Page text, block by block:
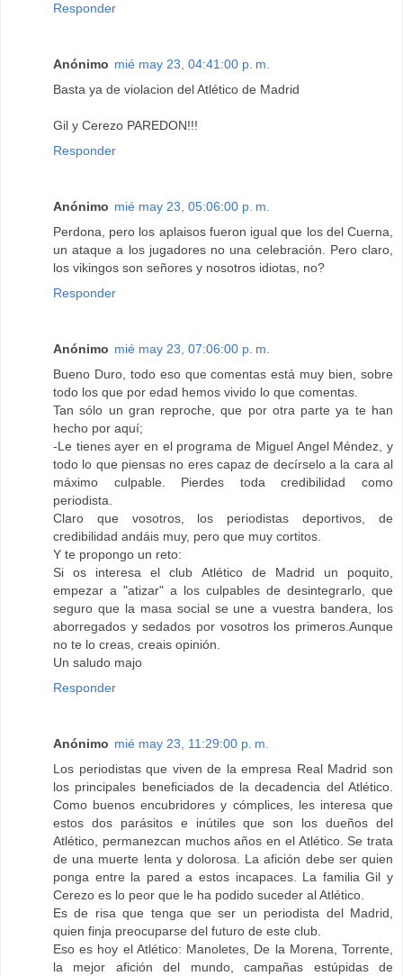
Responder
Anónimo mié may 23, 04:41:00 p. m.
Basta ya de violacion del Atlético de Madrid
Gil y Cerezo PAREDON!!!
Responder
Anónimo mié may 23, 05:06:00 p. m.
Perdona, pero los aplaisos fueron igual que los del Cuerna,
un ataque a los jugadores no una celebración. Pero claro,
los vikingos son señores y nosotros idiotas, no?
Responder
Anónimo mié may 23, 07:06:00 p. m.
Bueno Duro, todo eso que comentas está muy bien, sobre
todo los que por edad hemos vivido lo que comentas.
Tan sólo un gran reproche, que por otra parte ya te han
hecho por aquí;
-Le tienes ayer en el programa de Miguel Angel Méndez, y
todo lo que piensas no eres capaz de decírselo a la cara al
máximo culpable. Pierdes toda credibilidad como
periodista.
Claro que vosotros, los periodistas deportivos, de
credibilidad andáis muy, pero que muy cortitos.
Y te propongo un reto:
Si os interesa el club Atlético de Madrid un poquito,
empezar a "atizar" a los culpables de desintegrarlo, que
seguro que la masa social se une a vuestra bandera, los
aborregados y sedados por vosotros los primeros.Aunque
no te lo creas, creais opinión.
Un saludo majo
Responder
Anónimo mié may 23, 11:29:00 p. m.
Los periodistas que viven de la empresa Real Madrid son
los principales beneficiados de la decadencia del Atlético.
Como buenos encubridores y cómplices, les interesa que
estos dos parásitos e inútiles que son los dueños del
Atlético, permanezcan muchos años en el Atlético. Se trata
de una muerte lenta y dolorosa. La afición debe ser quien
ponga entre la pared a estos incapaces. La familia Gil y
Cerezo es lo peor que le ha podido suceder al Atlético.
Es de risa que tenga que ser un periodista del Madrid,
quien finja preocuparse del futuro de este club.
Eso es hoy el Atlético: Manoletes, De la Morena, Torrente,
la mejor afición del mundo, campañas estúpidas de